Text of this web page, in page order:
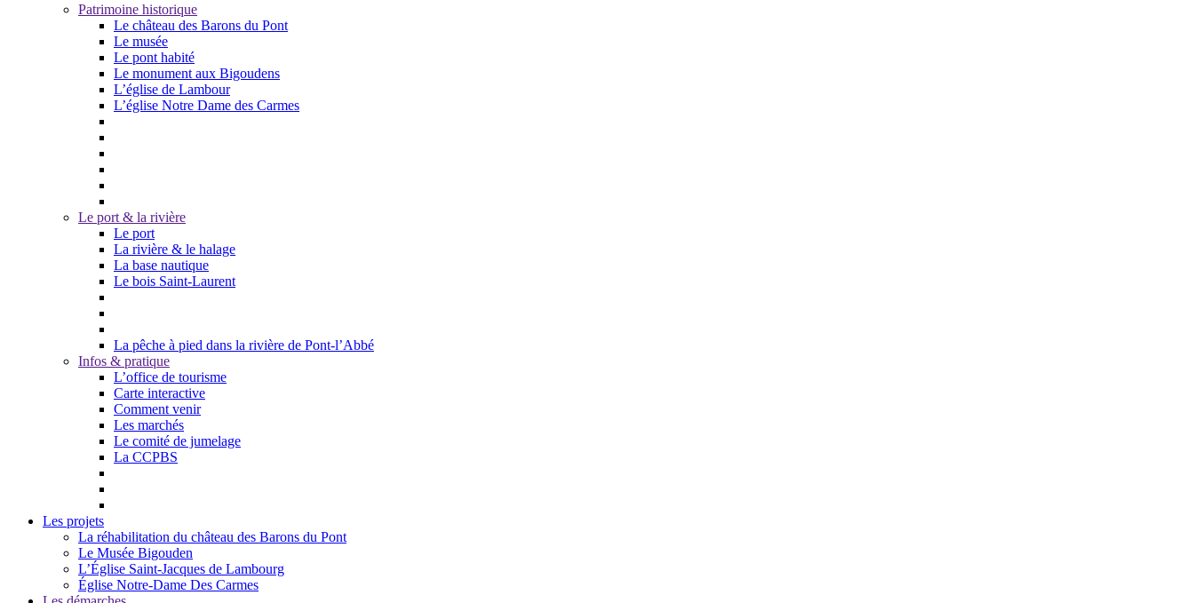
Patrimoine historique
Le château des Barons du Pont
Le musée
Le pont habité
Le monument aux Bigoudens
L’église de Lambour
L’église Notre Dame des Carmes
Le port & la rivière
Le port
La rivière & le halage
La base nautique
Le bois Saint-Laurent
La pêche à pied dans la rivière de Pont-l’Abbé
Infos & pratique
L’office de tourisme
Carte interactive
Comment venir
Les marchés
Le comité de jumelage
La CCPBS
Les projets
La réhabilitation du château des Barons du Pont
Le Musée Bigouden
L’Église Saint-Jacques de Lambourg
Église Notre-Dame Des Carmes